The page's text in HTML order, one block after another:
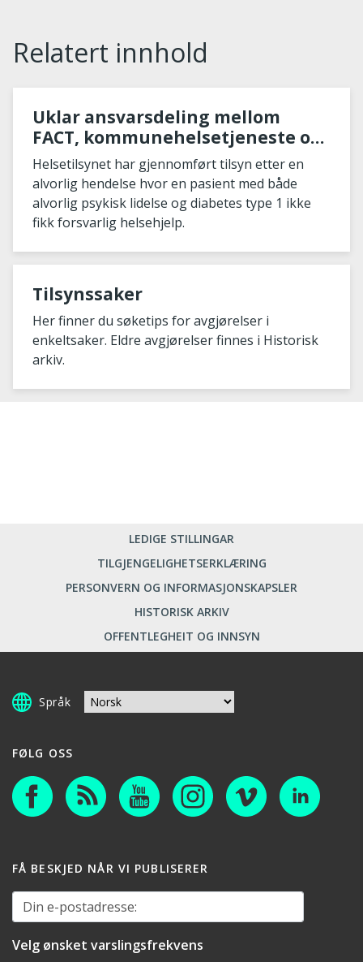
Relatert innhold
Uklar ansvarsdeling mellom
FACT, kommunehelsetjeneste og
spesialisthelsetjeneste går ut
over pasientsikkerheten
Helsetilsynet har gjennomført tilsyn etter en
alvorlig hendelse hvor en pasient med både
alvorlig psykisk lidelse og diabetes type 1 ikke
fikk forsvarlig helsehjelp.
Tilsynssaker
Her finner du søketips for avgjørelser i
enkeltsaker. Eldre avgjørelser finnes i Historisk
arkiv.
LEDIGE STILLINGAR
TILGJENGELIGHETSERKLÆRING
PERSONVERN OG INFORMASJONSKAPSLER
HISTORISK ARKIV
OFFENTLEGHEIT OG INNSYN
Språk
FØLG OSS
FÅ BESKJED NÅR VI PUBLISERER
Din e-postadresse:
Velg ønsket varslingsfrekvens